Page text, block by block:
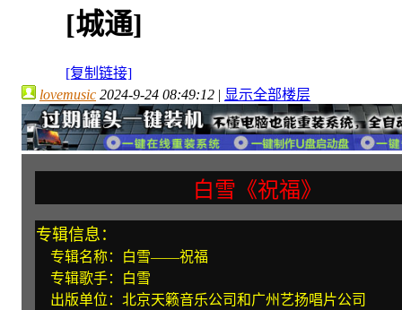
[城通]
[复制链接]
lovemusic 2024-9-24 08:49:12 | 显示全部楼层
白雪《祝福》
专辑信息：
专辑名称：白雪——祝福
专辑歌手：白雪
出版单位：北京天籁音乐公司和广州艺扬唱片公司